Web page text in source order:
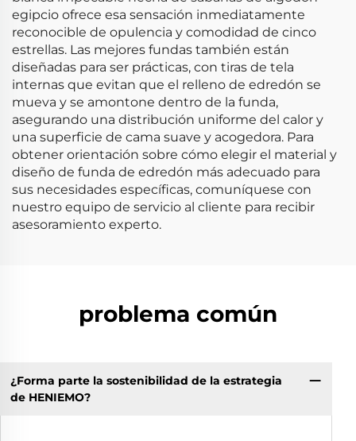
egipcio ofrece esa sensación inmediatamente
reconocible de opulencia y comodidad de cinco
estrellas. Las mejores fundas también están
diseñadas para ser prácticas, con tiras de tela
internas que evitan que el relleno de edredón se
mueva y se amontone dentro de la funda,
asegurando una distribución uniforme del calor y
una superficie de cama suave y acogedora. Para
obtener orientación sobre cómo elegir el material y
diseño de funda de edredón más adecuado para
sus necesidades específicas, comuníquese con
nuestro equipo de servicio al cliente para recibir
asesoramiento experto.
problema común
¿Forma parte la sostenibilidad de la estrategia
de HENIEMO?